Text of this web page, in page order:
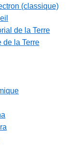
(classique)
de la Terre
de la Terre